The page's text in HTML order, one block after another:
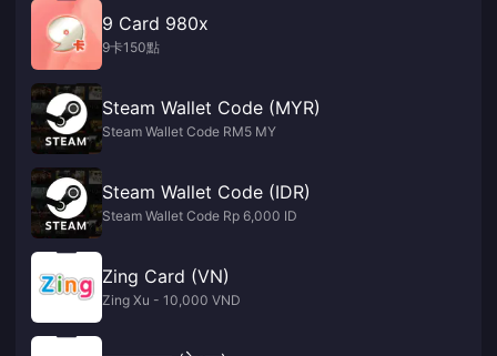
9 Card 980x
9卡150點
Steam Wallet Code (MYR)
Steam Wallet Code RM5 MY
Steam Wallet Code (IDR)
Steam Wallet Code Rp 6,000 ID
Zing Card (VN)
Zing Xu - 10,000 VND